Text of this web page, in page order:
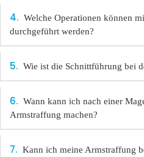
Welche Operationen können
durchgeführt werden?
Wie ist die Schnittführung bei
Wann kann ich nach einer
Armstraffung machen?
Kann ich meine Armstraffung